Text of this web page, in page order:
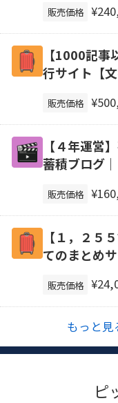
販売価格
【1000記
行サイト【
販売価格
【４年運営
蓄積ブログ
販売価格
【１，２５
てのまとめサ
販売価格
もっと見
ピ